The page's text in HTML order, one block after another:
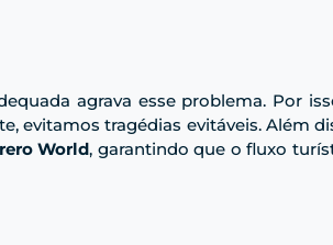
agrava esse problema. Por
evitamos tragédias evitáveis. Além
World, garantindo que o fluxo